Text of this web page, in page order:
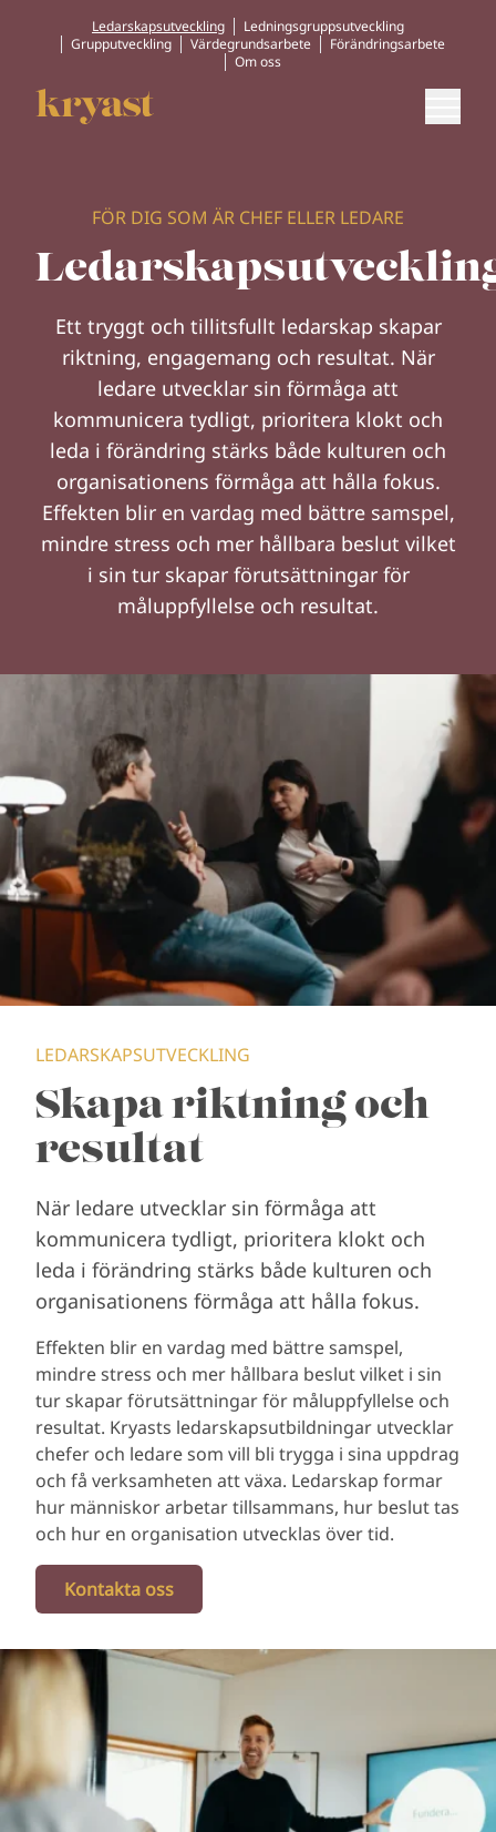
Ledarskapsutveckling
Ledningsgruppsutveckling
Grupputveckling
Värdegrundsarbete
Förändringsarbete
Om oss
FÖR DIG SOM ÄR CHEF ELLER LEDARE
Ett tryggt och tillitsfullt ledarskap skapar
riktning, engagemang och resultat. När
ledare utvecklar sin förmåga att
kommunicera tydligt, prioritera klokt och
leda i förändring stärks både kulturen och
organisationens förmåga att hålla fokus.
Effekten blir en vardag med bättre samspel,
mindre stress och mer hållbara beslut vilket
i sin tur skapar förutsättningar för
måluppfyllelse och resultat.
LEDARSKAPSUTVECKLING
Skapa riktning och
resultat
När ledare utvecklar sin förmåga att
kommunicera tydligt, prioritera klokt och
leda i förändring stärks både kulturen och
organisationens förmåga att hålla fokus.
Effekten blir en vardag med bättre samspel,
mindre stress och mer hållbara beslut vilket i sin
tur skapar förutsättningar för måluppfyllelse och
resultat. Kryasts ledarskapsutbildningar utvecklar
chefer och ledare som vill bli trygga i sina uppdrag
och få verksamheten att växa. Ledarskap formar
hur människor arbetar tillsammans, hur beslut tas
och hur en organisation utvecklas över tid.
Kontakta oss